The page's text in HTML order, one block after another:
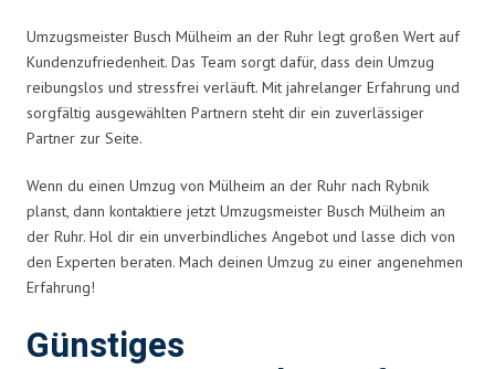
Umzugsmeister Busch Mülheim an der Ruhr legt großen Wert auf
Kundenzufriedenheit. Das Team sorgt dafür, dass dein Umzug
reibungslos und stressfrei verläuft. Mit jahrelanger Erfahrung und
sorgfältig ausgewählten Partnern steht dir ein zuverlässiger
Partner zur Seite.
Wenn du einen Umzug von Mülheim an der Ruhr nach Rybnik
planst, dann kontaktiere jetzt Umzugsmeister Busch Mülheim an
der Ruhr. Hol dir ein unverbindliches Angebot und lasse dich von
den Experten beraten. Mach deinen Umzug zu einer angenehmen
Erfahrung!
Günstiges